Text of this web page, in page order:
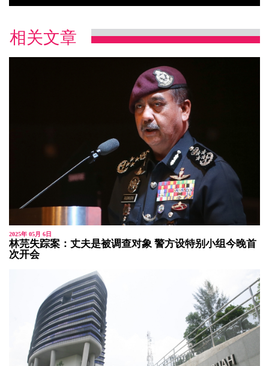
相关文章
2025年 05月 6日
林芫失踪案：丈夫是被调查对象 警方设特别小组今晚首
次开会